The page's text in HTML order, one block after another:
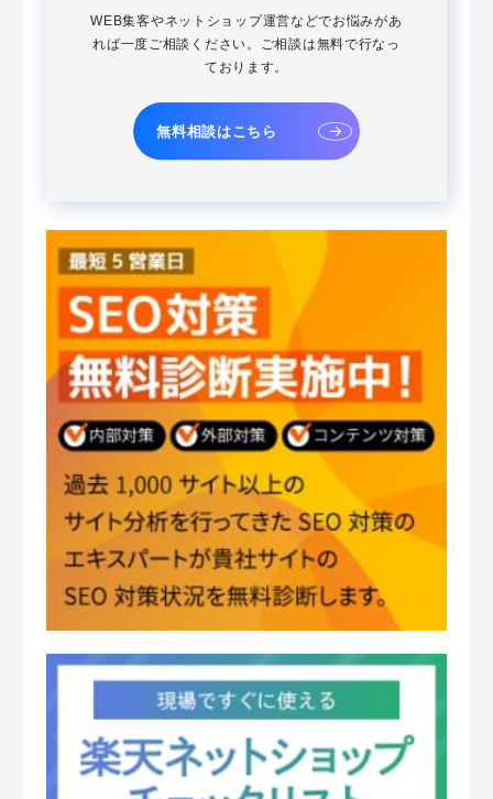
WEB集客やネットショップ運営などでお悩みがあ
れば一度ご相談ください。ご相談は無料で行なっ
ております。
無料相談はこちら